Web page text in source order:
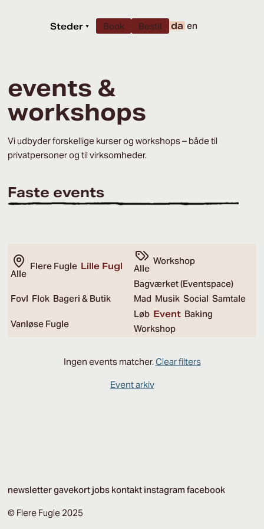
Steder▾ Book Bestil da en
events &
workshops
Vi udbyder forskellige kurser og workshops – både til
privatpersoner og til virksomheder.
Faste events
Alle
Flere Fugle Lille Fugl
Fovl Flok Bageri & Butik
Vanløse Fugle
Alle
Workshop
Bagværket (Eventspace)
Mad Musik Social Samtale
Løb Event Baking
Workshop
Ingen events matcher.Clear filters
Event arkiv
newslettergavekort jobs kontakt instagram facebook
© Flere Fugle 2025